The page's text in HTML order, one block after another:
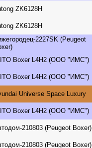
ZK6128H
ZK6128H
2227SK (Peugeot
Boxer L4H2 (ООО "ИМС")
Boxer L4H2 (ООО "ИМС")
Universe Space Luxury
Boxer L4H2 (ООО "ИМС")
210803 (Peugeot Boxer)
210803 (Peugeot Boxer)